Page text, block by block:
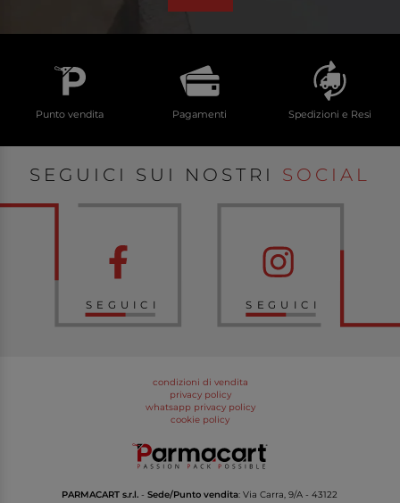
Punto vendita Pagamenti Spedizioni e Resi
SEGUICI SUI NOSTRI SOCIAL
SEGUICI SEGUICI
condizioni di vendita
privacy policy
whatsapp privacy policy
cookie policy
PARMACART s.r.l. -Sede/Punto vendita: Via Carra, 9/A - 43122